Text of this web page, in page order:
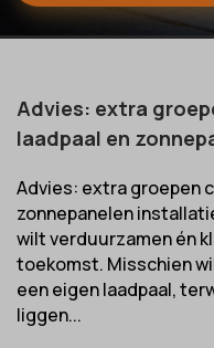
Advies: extra
laadpaal en
Advies: extra groepen
zonnepanelen
wilt verduurzamen én
toekomst. Misschien
een eigen laadpaal,
liggen...